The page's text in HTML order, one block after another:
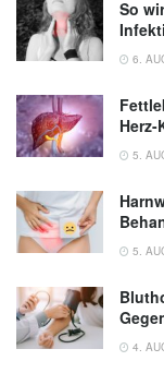
So
6.
5.
5.
4.